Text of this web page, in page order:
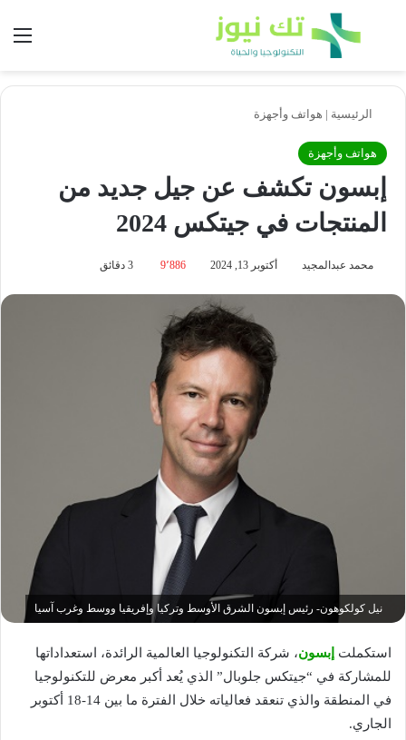
بحث عن
الرئيسية | هواتف وأجهزة
هواتف وأجهزة
إبسون تكشف عن جيل جديد من
المنتجات في جيتكس 2024
محمد عبدالمجيد أكتوبر 13, 2024 9٬886
نيل كولكوهون- رئيس إبسون الشرق الأوسط وتركيا وإفريقيا ووسط وغرب آسيا
استكملت إبسون، شركة التكنولوجيا العالمية الرائدة، استعداداتها
للمشاركة في “جيتكس جلوبال” الذي يُعد أكبر معرض للتكنولوجيا
في المنطقة والذي تنعقد فعالياته خلال الفترة ما بين 14-18 أكتوبر
الجاري.